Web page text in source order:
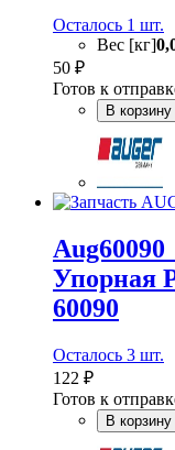
Осталось 1 шт.
Вес [кг]
50 ₽
Готов к
В корзину
Упорная
60090
Осталось 3 шт.
122 ₽
Готов к
В корзину